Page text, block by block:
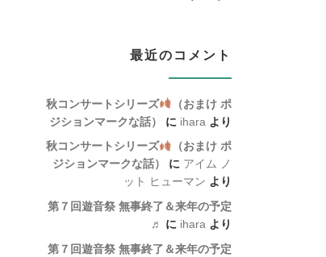
最近のコメント
秋コンサートシリーズ
（おまけ ポ
ジションマークな話）
に ihara より
秋コンサートシリーズ
（おまけ ポ
ジションマークな話）
に アイム ノ
ット ヒューマン より
第７回遊音祭 無事終了＆来年の予定
♬
に ihara より
第７回遊音祭 無事終了＆来年の予定